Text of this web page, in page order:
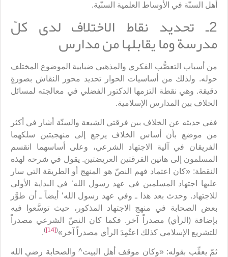
أهل السنّة في الأوساط العلمية السنّية.
2ـ تحديد نقاط الاختلاف لدى كلّ
مدرسة وما يقابلها من مدارس
من أسباب التعصُّب الفكري والمذهبي ضبابية الموضوع المختلف
حوله. ولذلك من أساسيات الحوار تحديد محور النقاش بصورةٍ
دقيقة. وهي نقطة التزمها الدكتور الفضلي في معالجته لمسائل
الخلاف بين المدارس الإسلامية.
ففي حديثه عن الخلاف بين فرقتي الشيعة والسنّة أشار في أكثر
من موضع بأن أساس الخلاف يرجع إلى منهجيتين سلكهما
الفريقان في آلية الاجتهاد الشرعي، وعلى أساسهما انقسم
المسلمون إلى هاتين الفرقتين العريضتين. يقول في شرحه لهذه
النقطة: «كان اعتماد فهم النصّ هو المنهج أو الطريقة التي سار
عليها اجتهاد المسلمين في عهد رسول الله‘ في البداية الأولى
للاجتهاد. وحدث بعد هذا ـ وفي عهد رسول الله‘ أيضاً ـ أن طوَّر
بعض الصحابة في منهج الاجتهاد المذكور، حيث توسَّعوا فيه
بإضافة (الرأي) مصدراً آخر. فكما كان النصّ الشرعي مصدراً
للتشريع الإسلامي كذلك اعتُمِدَ الرأي مصدراً آخر»(
[14]
)
.
ثمّ يعقِّب بقوله: «وكان موقف أهل البيت^ والصحابة رضي الله